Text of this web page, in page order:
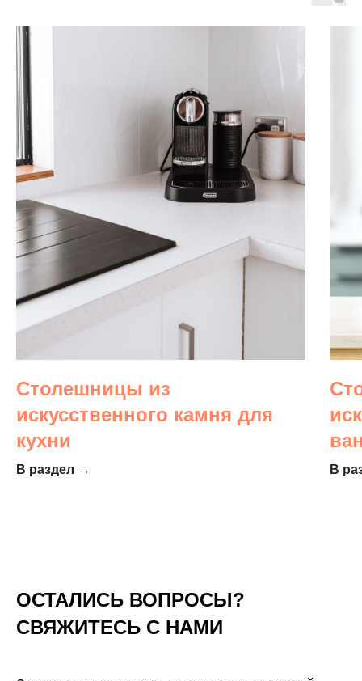
Столешницы из
искусственного камня для
кухни
В раздел → В
ОСТАЛИСЬ ВОПРОСЫ?
СВЯЖИТЕСЬ С НАМИ